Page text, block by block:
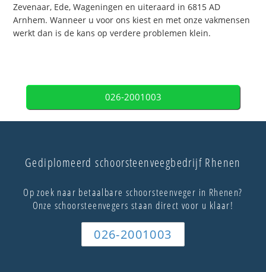
Zevenaar, Ede, Wageningen en uiteraard in 6815 AD
Arnhem. Wanneer u voor ons kiest en met onze vakmensen
werkt dan is de kans op verdere problemen klein.
026-2001003
Gediplomeerd schoorsteenveegbedrijf Rhenen
Op zoek naar betaalbare schoorsteenveger in Rhenen?
Onze schoorsteenvegers staan direct voor u klaar!
026-2001003